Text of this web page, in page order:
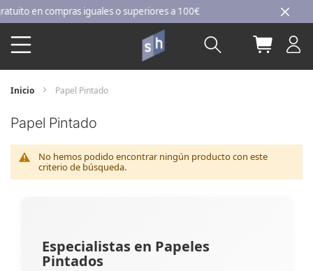
Ir
al
contenido
en compras iguales o superiores a 100€
Buscar Mi
Inicio Papel Pintado
Papel Pintado
No hemos podido encontrar ningún producto con este
criterio de búsqueda.
Especialistas en Papeles
Pintados